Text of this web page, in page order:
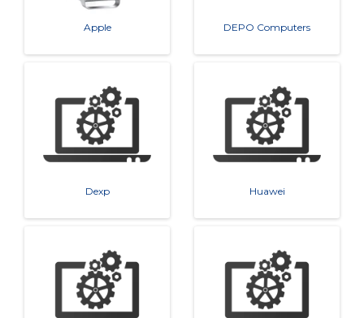
Apple DEPO Computers
Dexp Huawei